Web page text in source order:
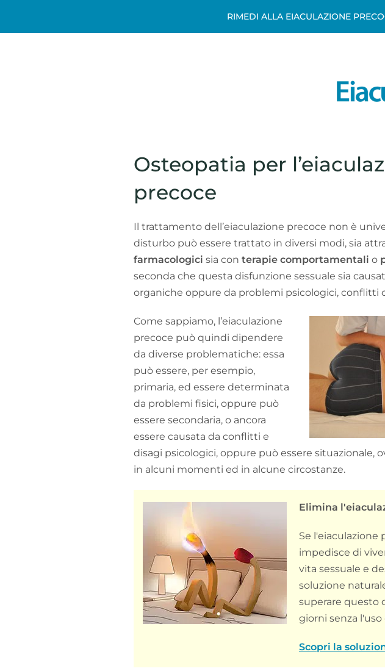
RIMEDI ALLA EIACULAZIONE
Osteopatia per
precoce
Il trattamento dell’eiaculazione precoce non è
disturbo può essere trattato in diversi modi, sia
farmacologici sia con terapie comportamentali o
seconda che questa disfunzione sessuale sia
organiche oppure da problemi psicologici, conflitti
Come sappiamo, l’eiaculazione
precoce può quindi dipendere
da diverse problematiche: essa
può essere, per esempio,
primaria, ed essere determinata
da problemi fisici, oppure può
essere secondaria, o ancora
essere causata da conflitti e
disagi psicologici, oppure può essere situazionale,
in alcuni momenti ed in alcune circostanze.
Elimina
Se l'eiaculazione
impedisce di
vita sessuale e
soluzione
superare questo
giorni senza l'uso
Scopri la